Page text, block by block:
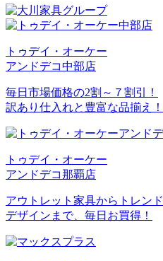
トゥデイ・オーケー
アンドデコ中部店
毎日市場価格の2割～７割引！
訳あり仕入れと豊富な品揃え！
トゥデイ・オーケー
アンドデコ那覇店
アウトレット家具からトレンド
デザインまで、毎日お買得！